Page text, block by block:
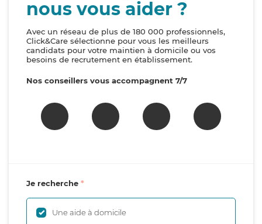
nous vous aider ?
Avec un réseau de plus de 180 000 professionnels,
Click&Care sélectionne pour vous les meilleurs
candidats pour votre maintien à domicile ou vos
besoins de recrutement en établissement.
Nos conseillers vous accompagnent 7/7
Je recherche
Une aide à domicile